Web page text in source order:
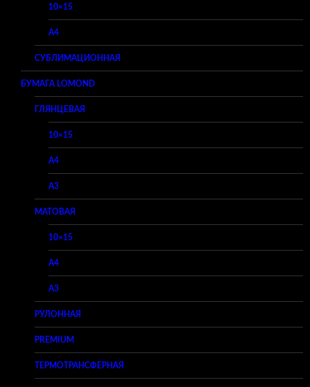
10×15
A4
СУБЛИМАЦИОННАЯ
БУМАГА LOMOND
ГЛЯНЦЕВАЯ
10×15
A4
A3
МАТОВАЯ
10×15
A4
A3
РУЛОННАЯ
PREMIUM
ТЕРМОТРАНСФЕРНАЯ